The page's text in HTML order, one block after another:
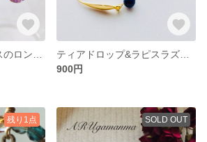
900円
残り1点 SOLD OUT